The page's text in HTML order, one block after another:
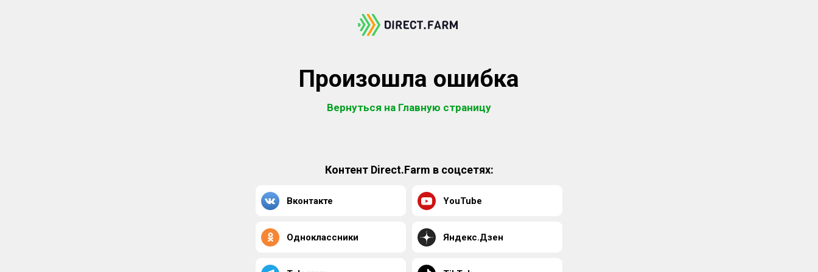
Произошла ошибка
Вернуться на Главную страницу
Контент Direct.Farm в соцсетях:
Вконтакте YouTube
Одноклассники Яндекс.Дзен